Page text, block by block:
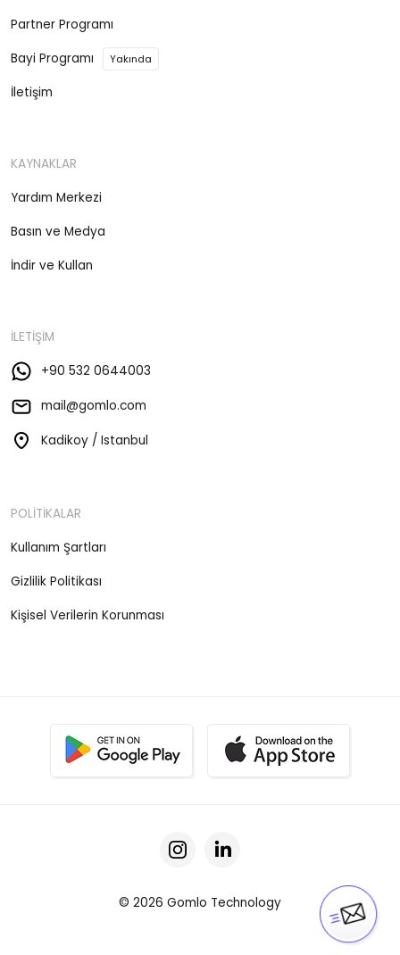
Partner Programı
Bayi Programı
Yakında
İletişim
KAYNAKLAR
Yardım Merkezi
Basın ve Medya
İndir ve Kullan
İLETİŞİM
+90 532 0644003
mail@gomlo.com
Kadikoy / Istanbul
POLİTİKALAR
Kullanım Şartları
Gizlilik Politikası
Kişisel Verilerin Korunması
© 2026 Gomlo Technology